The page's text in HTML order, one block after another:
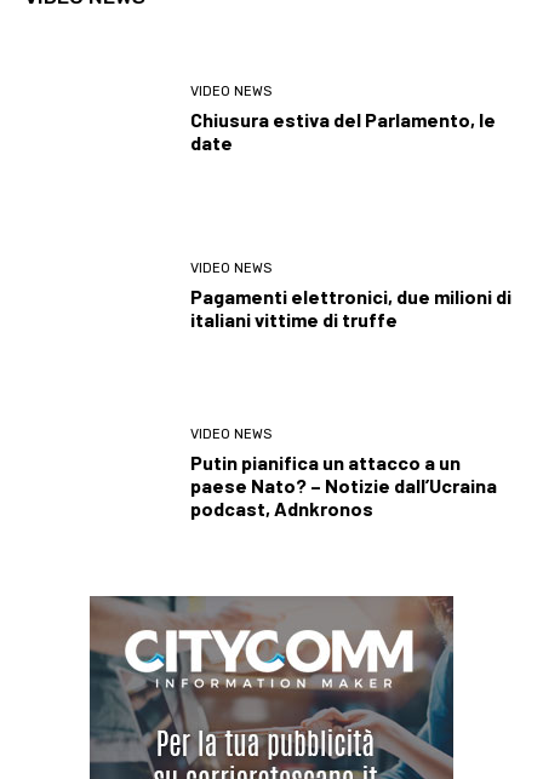
VIDEO NEWS
Chiusura estiva del Parlamento, le
date
VIDEO NEWS
Pagamenti elettronici, due milioni di
italiani vittime di truffe
VIDEO NEWS
Putin pianifica un attacco a un
paese Nato? – Notizie dall’Ucraina
podcast, Adnkronos